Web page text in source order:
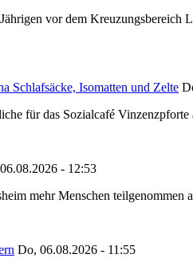
vor dem
Schlafsäcke, Isomatten und Zelte
für das Sozialcafé
- 12:53
mehr Menschen
Do, 06.08.2026 - 11:55